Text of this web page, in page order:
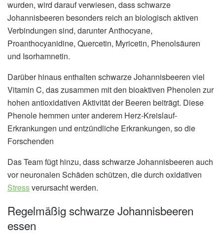
wurden, wird darauf verwiesen, dass schwarze
Johannisbeeren besonders reich an biologisch aktiven
Verbindungen sind, darunter Anthocyane,
Proanthocyanidine, Quercetin, Myricetin, Phenolsäuren
und Isorhamnetin.
Darüber hinaus enthalten schwarze Johannisbeeren viel
Vitamin C, das zusammen mit den bioaktiven Phenolen zur
hohen antioxidativen Aktivität der Beeren beiträgt. Diese
Phenole hemmen unter anderem Herz-Kreislauf-
Erkrankungen und entzündliche Erkrankungen, so die
Forschenden
Das Team fügt hinzu, dass schwarze Johannisbeeren auch
vor neuronalen Schäden schützen, die durch oxidativen
Stressverursacht werden.
Regelmäßig schwarze Johannisbeeren
essen